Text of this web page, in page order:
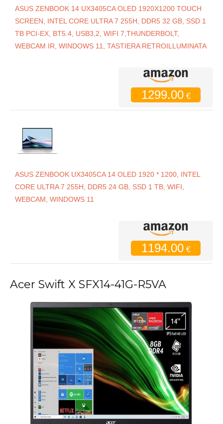
ASUS ZENBOOK 14 UX3405CA OLED 1920X1200 TOUCH
SCREEN, INTEL CORE ULTRA 7 255H, DDR5 32 GB, SSD 1
TB PCI-EX, BT5.4, USB3,2, WIFI 7,THUNDERBOLT,
WEBCAM IR, WINDOWS 11, TASTIERA RETROILLUMINATA
1299.00 €
ASUS ZENBOOK UX3405CA 14 OLED 1920 * 1200, INTEL
CORE ULTRA 7 255H, DDR5 24 GB, SSD 1 TB, WIFI,
WEBCAM, WINDOWS 11
1194.00 €
Acer Swift X SFX14-41G-R5VA